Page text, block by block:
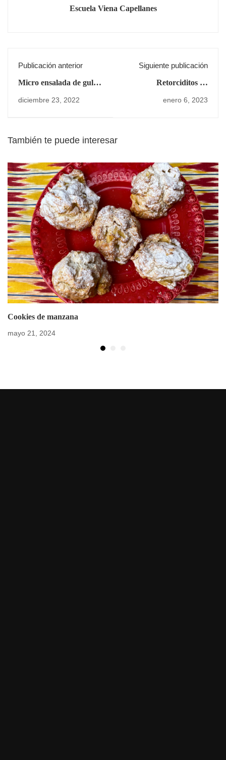
Escuela Viena Capellanes
Publicación anterior
Micro ensalada de gulas
diciembre 23, 2022
Siguiente publicación
Retorciditos de
receta para los peques
enero 6, 2023
También te puede interesar
Cookies de manzana
mayo 21, 2024